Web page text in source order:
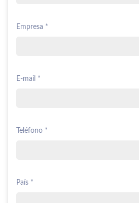
Empresa *
E-mail *
Teléfono *
País *